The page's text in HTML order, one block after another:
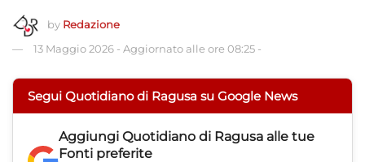
by Redazione
13 Maggio 2026 - Aggiornato alle ore 08:25 -
Segui Quotidiano di Ragusa su Google News
Aggiungi Quotidiano di Ragusa alle tue
Fonti preferite